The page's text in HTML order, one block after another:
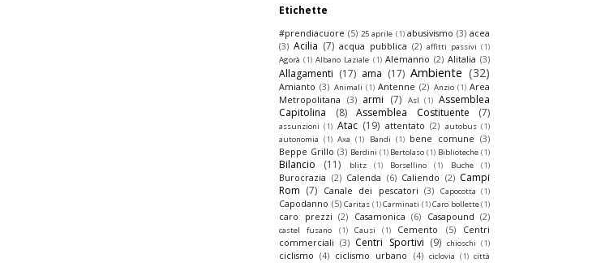
Etichette
#prendiacuore (5) 25 aprile (1) abusivismo (3) acea
(3) Acilia (7) acqua pubblica (2) affitti passivi (1)
Agorà (1) Albano Laziale (1) Alemanno (2) Alitalia (3)
Allagamenti (17) ama (17) Ambiente (32)
Amianto (3) Animali (1) Antenne (2) Anzio (1) Area
Metropolitana (3) armi (7) Asl (1) Assemblea
Capitolina
(8) Assemblea Costituente (7)
assunzioni (1) Atac (19) attentato (2) autobus (1)
autonomia (1) Axa (1) Bandi (1) bene comune (3)
Beppe Grillo (3) Berdini (1) Bertolaso (1) Biblioteche (1)
Bilancio (11) blitz (1) Borsellino (1) Buche (1)
Burocrazia (2) Calenda (6) Caliendo (2) Campi
Rom (7) Canale dei pescatori (3) Capocotta (1)
Capodanno (5) Caritas (1)Carminati (1)Caro bollette(1)
caro prezzi (2) Casamonica (6) Casapound (2)
castel fusano (1) Causi (1) Cemento (5)
Centri
commerciali (3) Centri Sportivi (9) chioschi (1)
ciclismo (4) ciclismo urbano (4) ciclovia (1) città